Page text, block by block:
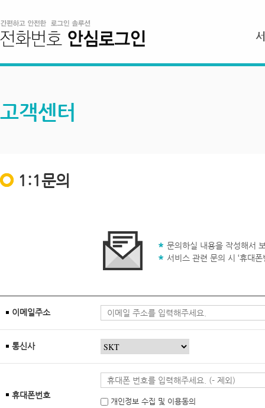
고객센터
1:1문의
문의하실 내용을 작성해서
서비스 관련 문의 시 ‘휴대
이메일주소
통신사
휴대폰번호
개인정보 수집 및 이용동의